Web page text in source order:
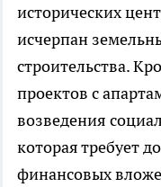
исторических
исчерпан
строительства.
проектов с
возведения
которая требует
финансовых